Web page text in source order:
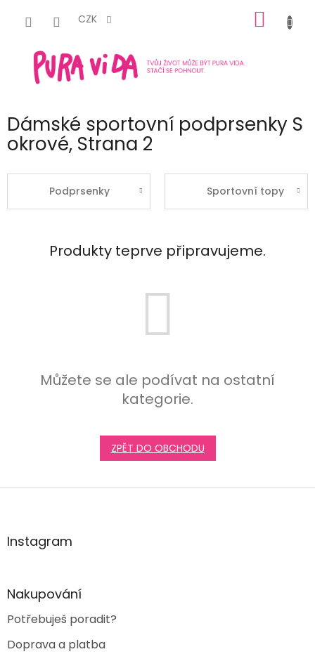
CZK
KOŠÍK
Dámské sportovní podprsenky S
okrové, Strana 2
Podprsenky Sportovní topy
Produkty teprve připravujeme.
Můžete se ale podívat na ostatní
kategorie.
ZPĚT DO OBCHODU
Z
aInstagram
Nakupování
Potřebuješ poradit?
Doprava a platba